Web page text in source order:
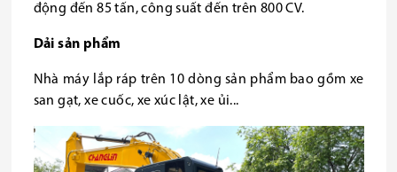
động đến 85 tấn, công suất đến trên 800 CV.
Dải sản phẩm
Nhà máy lắp ráp trên 10 dòng sản phẩm bao gồm xe
san gạt, xe cuốc, xe xúc lật, xe ủi...